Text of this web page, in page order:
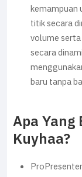
kemampuan
titik secara
volume
secara
baru tanpa
Apa Yang
Kuyhaa?